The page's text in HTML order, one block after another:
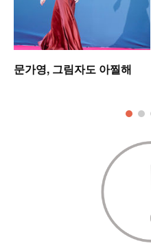
문가영, 그림자도 아찔해